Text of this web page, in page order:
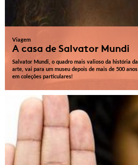
Viagem
A casa de Salvator Mundi
Salvator Mundi, o quadro mais valioso da história da
arte, vai para um museu depois de mais de 500 anos
em coleções particulares!